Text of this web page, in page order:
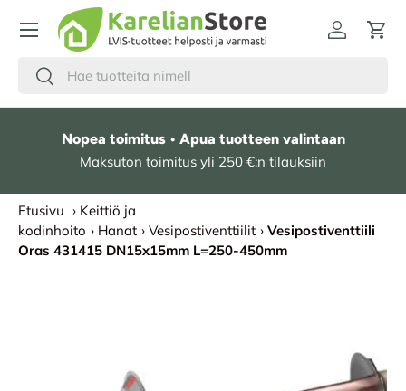
HYPPÄÄ SISÄLTÖÖN
Hae
Etsi
Kirjaudu
Nopea toimitus • Apua tuotteen valintaan
Maksuton toimitus yli 250 €:n tilauksiin
Etusivu › Keittiö ja
kodinhoito › Hanat › Vesipostiventtiilit › Vesipostiventtiili
Oras 431415 DN15x15mm L=250-450mm